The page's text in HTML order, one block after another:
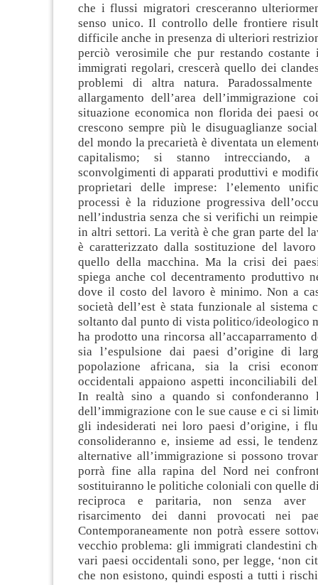
che i flussi migratori cresceranno
senso unico. Il controllo delle frontiere
difficile anche in presenza di ulteriori
perciò verosimile che pur restando
immigrati regolari, crescerà quello dei
problemi di altra natura.
allargamento dell’area dell’immigrazione
situazione economica non florida dei paesi
crescono sempre più le disuguaglianze
del mondo la precarietà è diventata un
capitalismo; si stanno intrecciando,
sconvolgimenti di apparati produttivi e
proprietari delle imprese: l’elemento
processi è la riduzione progressiva
nell’industria senza che si verifichi un
in altri settori. La verità è che gran parte del
è caratterizzato dalla sostituzione del
quello della macchina. Ma la crisi dei
spiega anche col decentramento produttivo
dove il costo del lavoro è minimo. Non a
società dell’est è stata funzionale al sistema
soltanto dal punto di vista politico/ideologico
ha prodotto una rincorsa all’accaparramento
sia l’espulsione dai paesi d’origine di
popolazione africana, sia la crisi
occidentali appaiono aspetti inconciliabili
In realtà sino a quando si confonderanno
dell’immigrazione con le sue cause e ci si
gli indesiderati nei loro paesi d’origine, i
consolideranno e, insieme ad essi, le
alternative all’immigrazione si possono
porrà fine alla rapina del Nord nei
sostituiranno le politiche coloniali con quelle
reciproca e paritaria, non senza aver
risarcimento dei danni provocati nei
Contemporaneamente non potrà essere
vecchio problema: gli immigrati clandestini
vari paesi occidentali sono, per legge, ‘non
che non esistono, quindi esposti a tutti i